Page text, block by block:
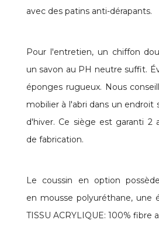
avec des patins anti-dérapants.
Pour l'entretien, un chiffon
un savon au PH neutre suffit.
éponges rugueux. Nous
mobilier à l'abri dans un endroit
d'hiver. Ce siège est garanti 2
de fabrication.
Le coussin en option
en mousse polyuréthane, une
TISSU ACRYLIQUE: 100% fibre